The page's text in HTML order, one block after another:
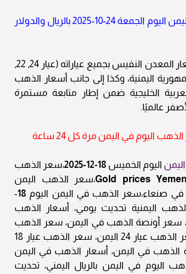
سعر الذهب في اليمن اليوم الجمعة 24-10-2025 بالريال والدولار
ويحوي التقرير أسعار المعدن النفيس بجميع عياراته (عيار 24, 22,
فى الجمهورية اليمنية، وكذا إلى جانب أسعار الذهب
الخليجية ضمن إطار متابعة مستمرة
عالميًا.
اليوم في اليمن مرة كل 24 ساعة
اليمن اليوم الخميس 18-12-2025
،سعر الذهب
Gold prices Yemen،سعر الذهب اليمن
صنعاء،سعر الذهب في اليمن اليوم 18
-
الذهب اليمنية تحديث يومي، أسعار الذهب
سعر أونصة الذهب في اليمن، سعر الذهب
عيار 21 اليمن، سعر الذهب عيار 24 اليمن، سعر الذهب عيار 18
الذهب في اليمن، أسعار الذهب في اليمن
اليوم في اليمن بالريال اليمني، تحديث